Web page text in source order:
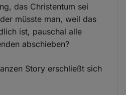
das Christentum sei
müsste man, weil das
ist, pauschal alle
abschieben?
Story erschließt sich